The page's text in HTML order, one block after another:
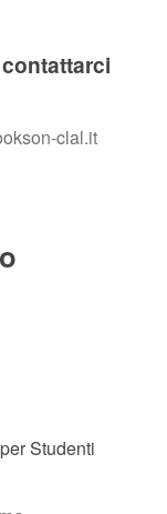
clal.it
Studenti